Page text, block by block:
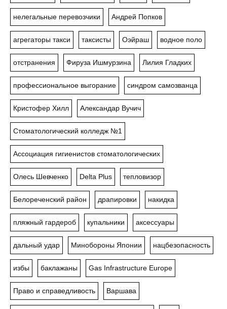
нелегальные перевозчики Андрей Попков
агрегаторы такси таксисты Оэйраш водное поло
отстранения Фируза Ишмурзина Лилия Гладких
профессиональное выгорание синдром самозванца
Кристофер Хилл Александар Вучич
Стоматологический колледж №1
Ассоциация гигиенистов стоматологических
Олесь Шевченко Delta Plus тепловизор
Белореченский район драпировки накидка
пляжный гардероб купальники аксессуары
дальный удар Минобороны Японии нацбезопасность
избы баклажаны Gas Infrastructure Europe
Право и справедливость Варшава